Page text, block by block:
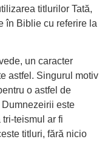
titlurilor Tată,
în Biblie cu referire la
un caracter
astfel. Singurul motiv
o astfel de
este
teismul ar fi
titluri, fără nicio